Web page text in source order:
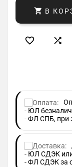
 В
 
- ЮЛ
- ФЛ СПБ, при
- ЮЛ СДЭК
- ФЛ СДЭК за